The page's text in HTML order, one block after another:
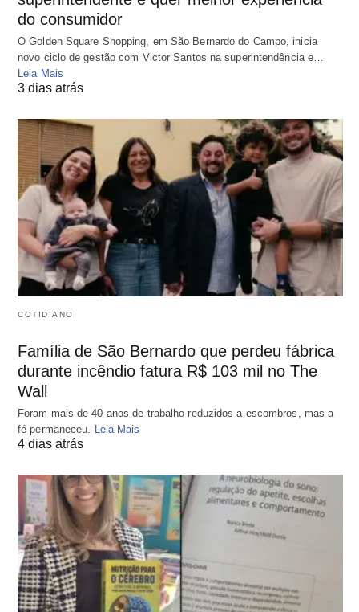
do consumidor
O Golden Square Shopping, em São Bernardo do Campo, inicia
novo ciclo de gestão com Victor Santos na superintendência e…
Leia Mais
3 dias atrás
COTIDIANO
Família de São Bernardo que perdeu fábrica
durante incêndio fatura R$ 103 mil no The
Wall
Foram mais de 40 anos de trabalho reduzidos a escombros, mas a
fé permaneceu. Leia Mais
4 dias atrás